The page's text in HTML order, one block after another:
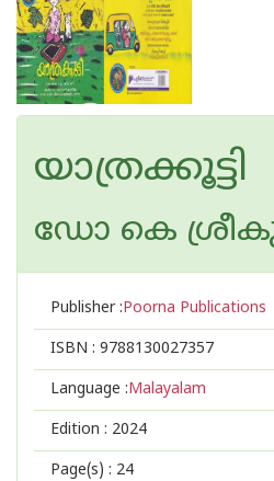
യാത്രക്കൂട്ടി
ഡോ കെ
Publisher :Poorna Publications
ISBN : 9788130027357
Language :Malayalam
Edition : 2024
Page(s) : 24